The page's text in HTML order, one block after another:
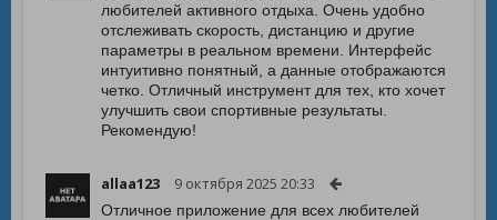
любителей активного отдыха. Очень удобно
отслеживать скорость, дистанцию и другие
параметры в реальном времени. Интерфейс
интуитивно понятный, а данные отображаются
четко. Отличный инструмент для тех, кто хочет
улучшить свои спортивные результаты.
Рекомендую!
allaa123 9 октября 2025 20:33
Отличное приложение для всех любителей